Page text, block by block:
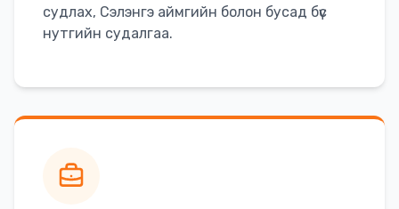
судлах, Сэлэнгэ аймгийн болон бусад бүс
нутгийн судалгаа.